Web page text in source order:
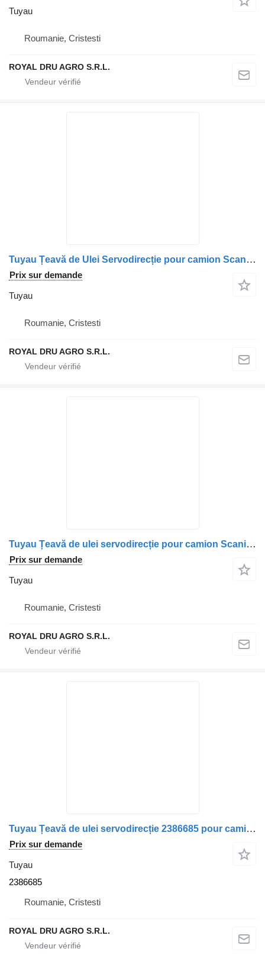
Tuyau
Roumanie, Cristesti
ROYAL DRU AGRO S.R.L.
Tuyau Țeavă de Ulei Servodirecție pour camion Scania – Model 1916257 (46 cm)
Prix sur demande
Tuyau
Roumanie, Cristesti
ROYAL DRU AGRO S.R.L.
Tuyau Țeavă de ulei servodirecție pour camion Scania 11908429
Prix sur demande
Tuyau
Roumanie, Cristesti
ROYAL DRU AGRO S.R.L.
Tuyau Țeavă de ulei servodirecție 2386685 pour camion Scania
Prix sur demande
Tuyau
2386685
Roumanie, Cristesti
ROYAL DRU AGRO S.R.L.